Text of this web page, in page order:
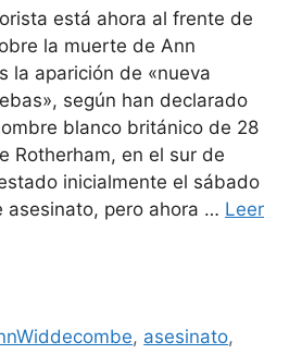
está ahora al frente de
la muerte de Ann
la aparición de «nueva
según han declarado
blanco británico de 28
Rotherham, en el sur de
inicialmente el sábado
asesinato, pero ahora … Leer
, asesinato,